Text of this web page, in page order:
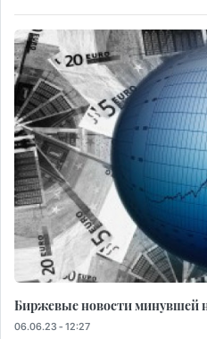
Биржевые новости минувшей
06.06.23 - 12:27